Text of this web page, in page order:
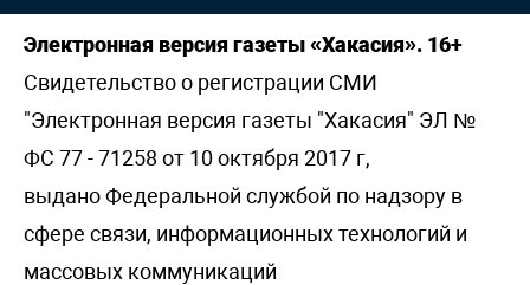
Электронная версия газеты «Хакасия». 16+
Свидетельство о регистрации СМИ
"Электронная версия газеты "Хакасия" ЭЛ №
ФС 77 - 71258 от 10 октября 2017 г,
выдано Федеральной службой по надзору в
сфере связи, информационных технологий и
массовых коммуникаций